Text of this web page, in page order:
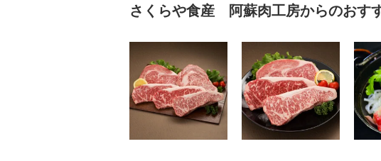
さくらや食産 阿蘇肉工房からのおす